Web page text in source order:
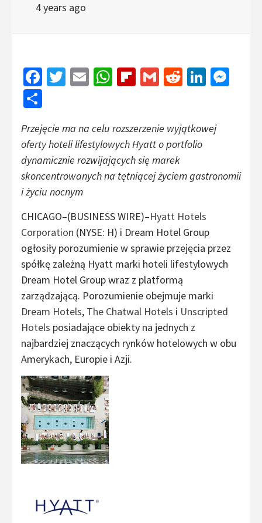
4 years ago
Facebook
Twitter
EmailWhatsApp
Flipboard
GmailReddit
Przejęcie ma na celu rozszerzenie wyjątkowej
oferty hoteli lifestylowych Hyatt o portfolio
dynamicznie rozwijających się marek
skoncentrowanych na tętniącej życiem gastronomii
i życiu nocnym
CHICAGO–(BUSINESS WIRE)–Hyatt Hotels
Corporation (NYSE: H) i Dream Hotel Group
ogłosiły porozumienie w sprawie przejęcia przez
spółkę zależną Hyatt marki hoteli lifestylowych
Dream Hotel Group wraz z platformą
zarządzającą. Porozumienie obejmuje marki
Dream Hotels, The Chatwal Hotels i Unscripted
Hotels posiadające obiekty na jednych z
najbardziej znaczących rynków hotelowych w obu
Amerykach, Europie i Azji.